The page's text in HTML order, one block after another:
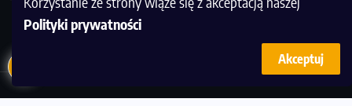
Polityki prywatności
Akceptuj